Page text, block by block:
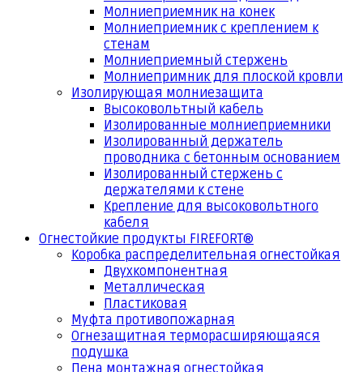
Молниеприемник на конек
Молниеприемник с креплением к
стенам
Молниеприемный стержень
Молниепримник для плоской кровли
Изолирующая молниезащита
Высоковольтный кабель
Изолированные молниеприемники
Изолированный держатель
проводника с бетонным основанием
Изолированный стержень с
держателями к стене
Крепление для высоковольтного
кабеля
Огнестойкие продукты FIREFORT®
Коробка распределительная огнестойкая
Двухкомпонентная
Металлическая
Пластиковая
Муфта противопожарная
Огнезащитная терморасширяющаяся
подушка
Пена монтажная огнестойкая